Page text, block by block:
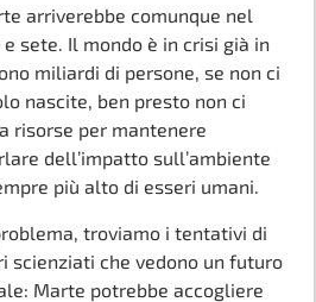
arriverebbe comunque nel
sete. Il mondo è in crisi già in
miliardi di persone, se non ci
nascite, ben presto non ci
risorse per mantenere
dell’impatto sull’ambiente
più alto di esseri umani.
troviamo i tentativi di
scienziati che vedono un futuro
Marte potrebbe accogliere